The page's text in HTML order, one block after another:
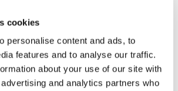
cookies
personalise content and ads, to
features and to analyse our traffic.
about your use of our site with
and analytics partners who
i 1. halvår 2017